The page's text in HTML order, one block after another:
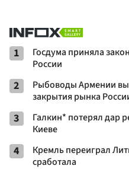
1
Госдума приняла
России
2
Рыбоводы Армении
закрытия рынка
3
Галкин* потерял дар
Киеве
4
Кремль переиграл
сработала